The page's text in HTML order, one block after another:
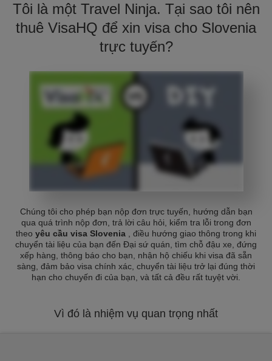
Tôi là một Travel Ninja. Tại sao tôi nên
thuê VisaHQ để xin visa cho Slovenia
trực tuyến?
Chúng tôi cho phép bạn nộp đơn trực tuyến, hướng dẫn bạn
qua quá trình nộp đơn, trả lời câu hỏi, kiểm tra lỗi trong đơn
theo yêu cầu visa Slovenia
, điều hướng giao thông trong khi
chuyển tài liệu của bạn đến Đại sứ quán, tìm chỗ đậu xe, đứng
xếp hàng, thông báo cho bạn, nhận hộ chiếu khi visa đã sẵn
sàng, đảm bảo visa chính xác, chuyển tài liệu trở lại đúng thời
hạn cho chuyến đi của bạn, và tất cả đều rất tuyệt vời.
Vì đó là nhiệm vụ quan trọng nhất